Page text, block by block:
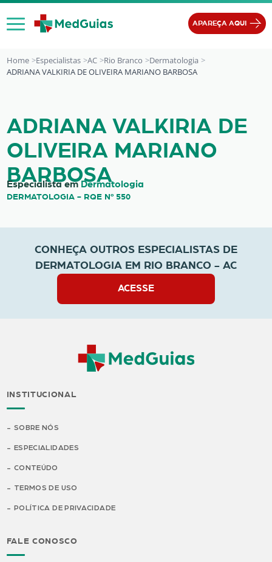
Ir para o conteúdo
APAREÇA AQUI
Home Especialistas AC Rio Branco
Dermatologia
ADRIANA VALKIRIA DE OLIVEIRA MARIANO BARBOSA
ADRIANA VALKIRIA DE OLIVEIRA
ADRIANA VALKIRIA DE
OLIVEIRA MARIANO
BARBOSA
Especialista em Dermatologia
DERMATOLOGIA - RQE Nº 550
CONHEÇA OUTROS ESPECIALISTAS DE
DERMATOLOGIA EM RIO BRANCO - AC
ACESSE
INSTITUCIONAL
SOBRE NÓS
ESPECIALIDADES
CONTEÚDO
TERMOS DE USO
POLÍTICA DE PRIVACIDADE
FALE CONOSCO